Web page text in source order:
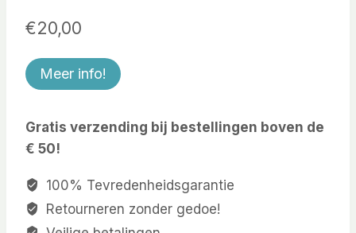
€20,00
Meer info!
Gratis verzending bij bestellingen boven de
€ 50!
100% Tevredenheidsgarantie
Retourneren zonder gedoe!